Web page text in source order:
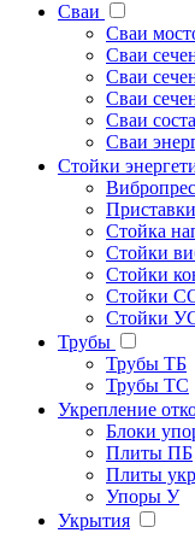
Сваи
Сваи
Сваи
Сваи
Сваи
Сваи
Сваи
Стойки
Стойка
Стойки
Стойки
Стойки
Стойки
Трубы
Трубы ТБ
Трубы ТС
Укрепление
Блоки
Плиты ПБ
Плиты
Упоры У
Укрытия